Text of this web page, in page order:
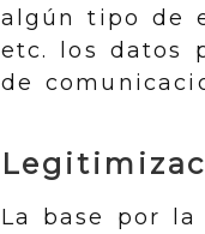
algún tipo de
etc. los datos
de
La base por